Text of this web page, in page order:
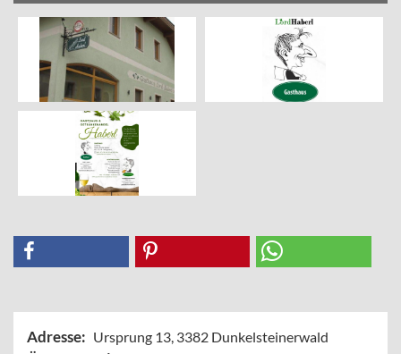
Adresse: Ursprung 13, 3382 Dunkelsteinerwald